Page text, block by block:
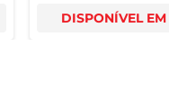
DISPONÍVEL EM